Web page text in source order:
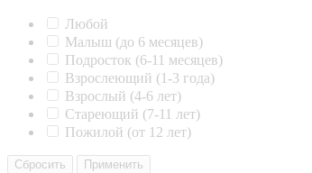
Любой
Малыш (до 6 месяцев)
Подросток (6-11 месяцев)
Взрослеющий (1-3 года)
Взрослый (4-6 лет)
Стареющий (7-11 лет)
Пожилой (от 12 лет)
Сбросить Применить